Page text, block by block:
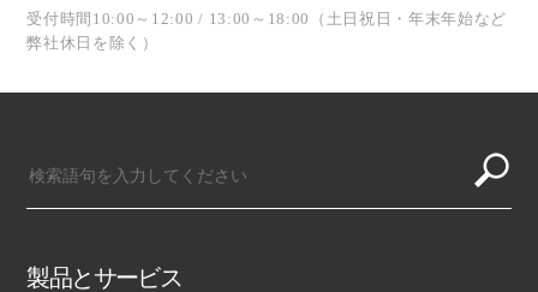
受付時間10:00～12:00 / 13:00～18:00（土日祝日・年末年始など
弊社休日を除く）
製品とサービス